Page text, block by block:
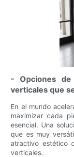
- Opciones de
verticales que
En el mundo
maximizar cada
esencial. Una
que es muy
atractivo estético
verticales.